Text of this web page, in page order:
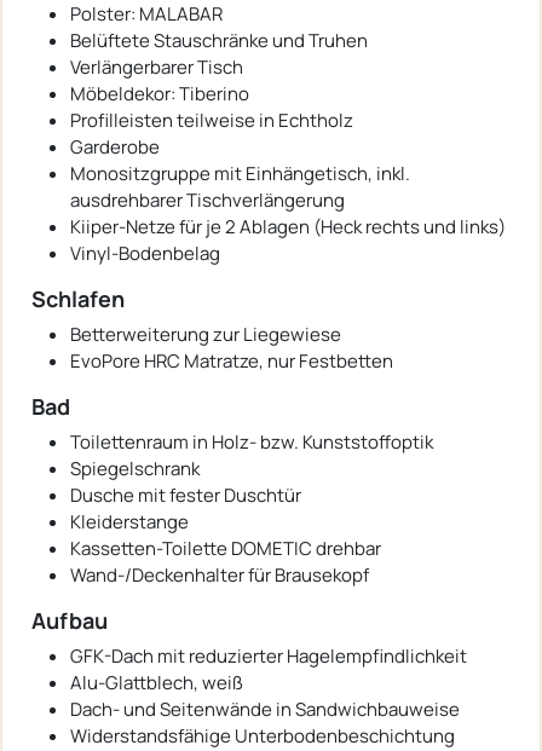
Polster: MALABAR
Belüftete Stauschränke und Truhen
Verlängerbarer Tisch
Möbeldekor: Tiberino
Profilleisten teilweise in Echtholz
Garderobe
Monositzgruppe mit Einhängetisch, inkl.
ausdrehbarer Tischverlängerung
Kiiper-Netze für je 2 Ablagen (Heck rechts und links)
Vinyl-Bodenbelag
Schlafen
Betterweiterung zur Liegewiese
EvoPore HRC Matratze, nur Festbetten
Bad
Toilettenraum in Holz- bzw. Kunststoffoptik
Spiegelschrank
Dusche mit fester Duschtür
Kleiderstange
Kassetten-Toilette DOMETIC drehbar
Wand-/Deckenhalter für Brausekopf
Aufbau
GFK-Dach mit reduzierter Hagelempfindlichkeit
Alu-Glattblech, weiß
Dach- und Seitenwände in Sandwichbauweise
Widerstandsfähige Unterbodenbeschichtung